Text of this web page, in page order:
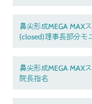
鼻尖形成MEGA MAX
(closed)理事長部分モ
鼻尖形成MEGA MAX
院長指名